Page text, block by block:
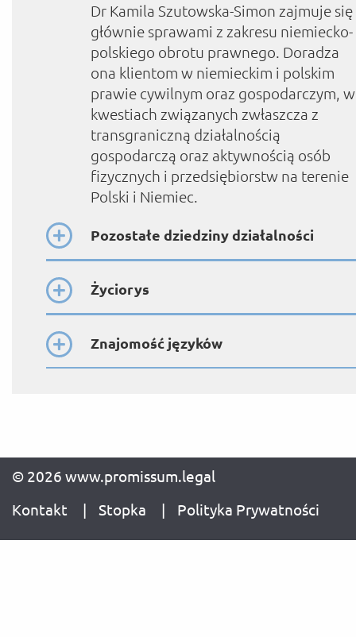
Dr Kamila Szutowska-Simon zajmuje się
głównie sprawami z zakresu niemiecko-
polskiego obrotu prawnego. Doradza
ona klientom w niemieckim i polskim
prawie cywilnym oraz gospodarczym, w
kwestiach związanych zwłaszcza z
transgraniczną działalnością
gospodarczą oraz aktywnością osób
fizycznych i przedsiębiorstw na terenie
Polski i Niemiec.
Pozostałe dziedziny działalności
Życiorys
Znajomość języków
© 2026 www.promissum.legal
Kontakt
Stopka Polityka Prywatności